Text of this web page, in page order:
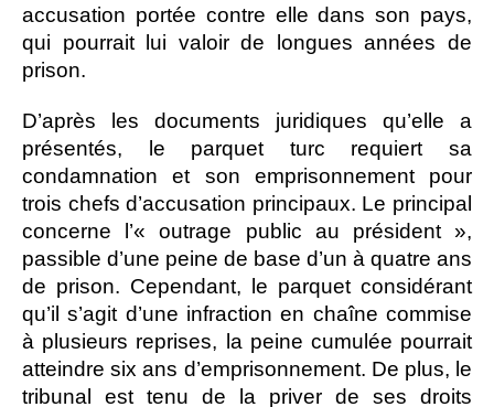
accusation portée contre elle dans son pays,
qui pourrait lui valoir de longues années de
prison.
D’après les documents juridiques qu’elle a
présentés, le parquet turc requiert sa
condamnation et son emprisonnement pour
trois chefs d’accusation principaux. Le principal
concerne l’« outrage public au président »,
passible d’une peine de base d’un à quatre ans
de prison. Cependant, le parquet considérant
qu’il s’agit d’une infraction en chaîne commise
à plusieurs reprises, la peine cumulée pourrait
atteindre six ans d’emprisonnement. De plus, le
tribunal est tenu de la priver de ses droits